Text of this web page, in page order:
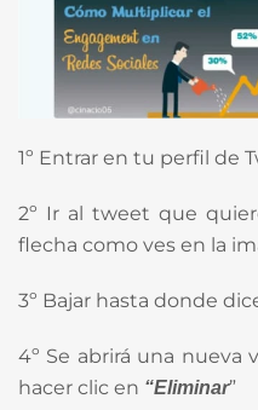
1º Entrar en tu perfil de
2º Ir al tweet que
flecha como ves en la
3º Bajar hasta donde
4º Se abrirá una nueva
hacer clic en “Eliminar”